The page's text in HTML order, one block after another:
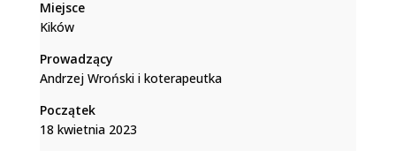
Miejsce
Kików
Prowadzący
Andrzej Wroński i koterapeutka
Początek
18 kwietnia 2023